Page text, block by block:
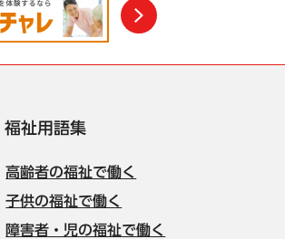
福祉用語集
高齢者の福祉で働く
子供の福祉で働く
障害者・児の福祉で働く